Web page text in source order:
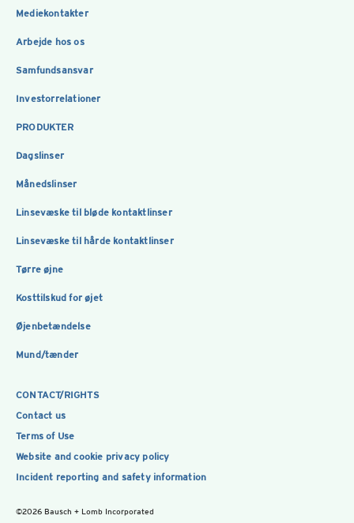
Mediekontakter
Arbejde hos os
Samfundsansvar
Investorrelationer
PRODUKTER
Dagslinser
Månedslinser
Linsevæske til bløde kontaktlinser
Linsevæske til hårde kontaktlinser
Tørre øjne
Kosttilskud for øjet
Øjenbetændelse
Mund/tænder
CONTACT/RIGHTS
Contact us
Terms of Use
Website and cookie privacy policy
Incident reporting and safety information
©2026 Bausch + Lomb Incorporated